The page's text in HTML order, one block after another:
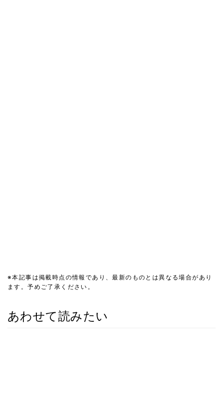
※本記事は掲載時点の情報であり、最新のものとは異なる場合があり
ます。予めご了承ください。
あわせて読みたい